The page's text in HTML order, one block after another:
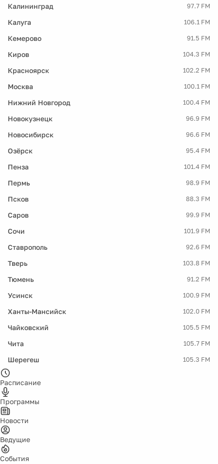
Калининград 97.7 FM
Калуга 106.1 FM
Кемерово 91.5 FM
Киров 104.3 FM
Красноярск 102.2 FM
Москва 100.1 FM
Нижний Новгород 100.4 FM
Новокузнецк 96.9 FM
Новосибирск 96.6 FM
Озёрск 95.4 FM
Пенза 101.4 FM
Пермь 98.9 FM
Псков 88.3 FM
Саров 99.9 FM
Сочи 101.9 FM
Ставрополь 92.6 FM
Тверь 103.8 FM
Тюмень 91.2 FM
Усинск 100.9 FM
Ханты-Мансийск 102.0 FM
Чайковский 105.5 FM
Чита 105.7 FM
Шерегеш 105.3 FM
Расписание
Программы
Новости
Ведущие
События